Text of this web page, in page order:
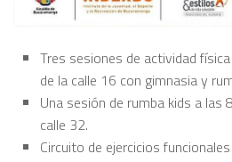
Tres sesiones de actividad
de la calle 16 con gimnasia y
Una sesión de rumba kids a las
calle 32.
Circuito de ejercicios